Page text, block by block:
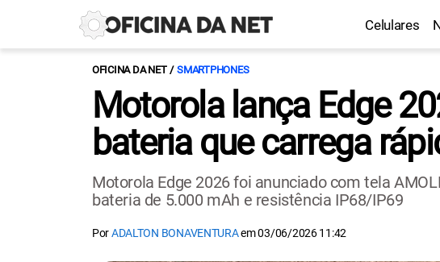
Celulares
OFICINA DA NET SMARTPHONES
Motorola lança Edge
bateria que carrega
Motorola Edge 2026 foi anunciado com tela
bateria de 5.000 mAh e resistência IP68/IP69
PorADALTON BONAVENTURAem03/06/2026 11:42